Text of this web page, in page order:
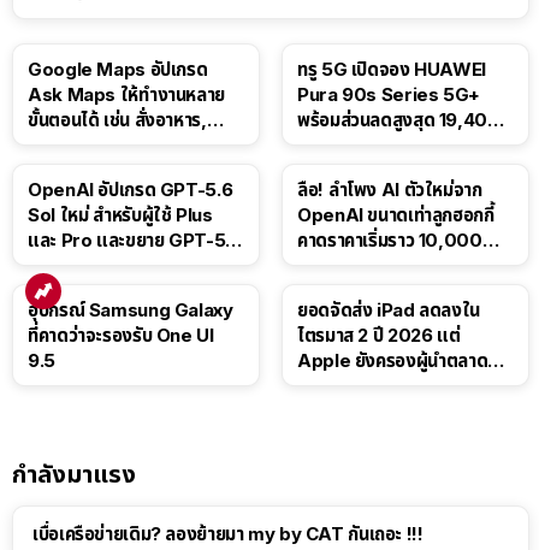
Google Maps อัปเกรด
Ask Maps ให้ทำงานหลาย
ขั้นตอนได้ เช่น สั่งอาหาร,
ทรู 5G เปิดจอง HUAWEI
Pura 90s Series 5G+
พร้อมส่วนลดสูงสุด 19,400
OpenAI อัปเกรด GPT-5.6
Sol ใหม่ สำหรับผู้ใช้ Plus
และ Pro และขยาย GPT-5.6
ลือ! ลำโพง AI ตัวใหม่จาก
OpenAI ขนาดเท่าลูกฮอกกี้
คาดราคาเริ่มราว 10,000
อุปกรณ์ Samsung Galaxy
ที่คาดว่าจะรองรับ One UI
9.5
ยอดจัดส่ง iPad ลดลงใน
ไตรมาส 2 ปี 2026 แต่
Apple ยังครองผู้นำตลาด
กำลังมาแรง
เบื่อเครือข่ายเดิม? ลองย้ายมา my by CAT กันเถอะ !!!